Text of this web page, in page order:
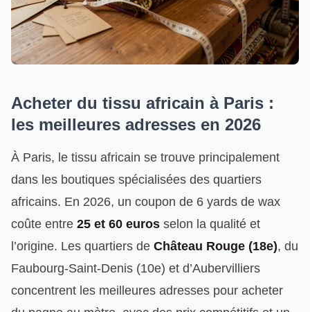
Acheter du tissu africain à Paris :
les meilleures adresses en 2026
À Paris, le tissu africain se trouve principalement
dans les boutiques spécialisées des quartiers
africains. En 2026, un coupon de 6 yards de wax
coûte entre 25 et 60 euros selon la qualité et
l’origine. Les quartiers de Château Rouge (18e), du
Faubourg-Saint-Denis (10e) et d’Aubervilliers
concentrent les meilleures adresses pour acheter